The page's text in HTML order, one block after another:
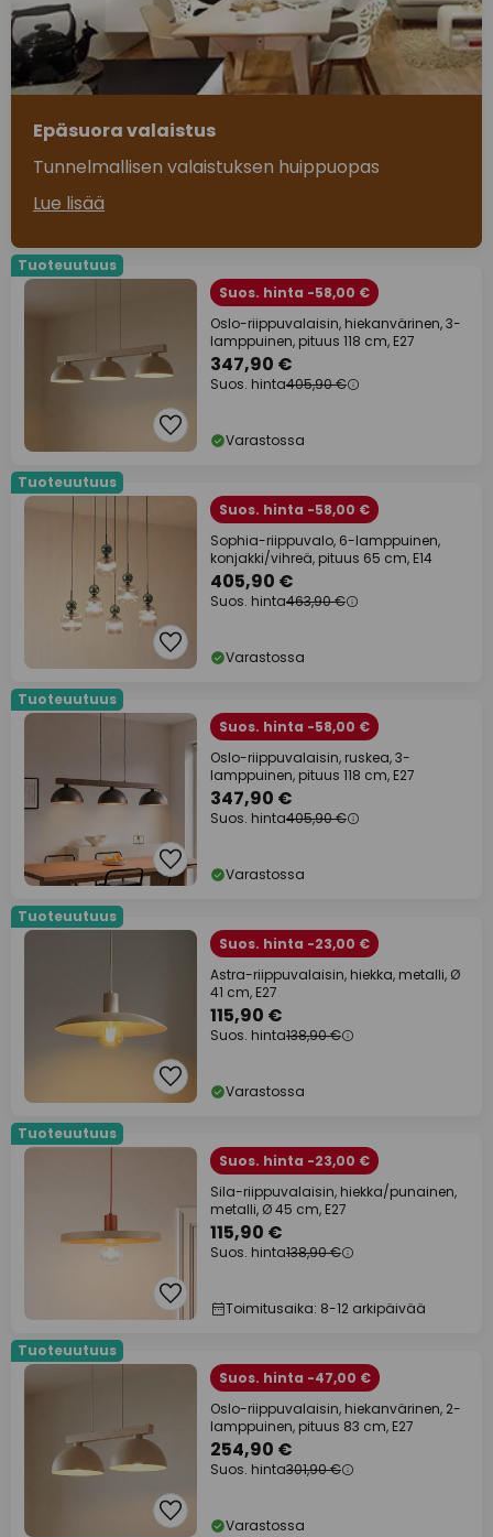
Epäsuora valaistus
Tunnelmallisen valaistuksen huippuopas
Lue lisää
Tuoteuutuus
Suos. hinta -58,00 €
Oslo-riippuvalaisin, hiekanvärinen, 3-
lamppuinen, pituus 118 cm, E27
347,90 €
Suos. hinta405,90 €
Varastossa
Tuoteuutuus
Suos. hinta -58,00 €
Sophia-riippuvalo, 6-lamppuinen,
konjakki/vihreä, pituus 65 cm, E14
405,90 €
Suos. hinta463,90 €
Varastossa
Tuoteuutuus
Suos. hinta -58,00 €
Oslo-riippuvalaisin, ruskea, 3-
lamppuinen, pituus 118 cm, E27
347,90 €
Suos. hinta405,90 €
Varastossa
Tuoteuutuus
Suos. hinta -23,00 €
Astra-riippuvalaisin, hiekka, metalli, Ø
41 cm, E27
115,90 €
Suos. hinta138,90 €
Varastossa
Tuoteuutuus
Suos. hinta -23,00 €
Sila-riippuvalaisin, hiekka/punainen,
metalli, Ø 45 cm, E27
115,90 €
Suos. hinta138,90 €
Toimitusaika: 8-12 arkipäivää
Tuoteuutuus
Suos. hinta -47,00 €
Oslo-riippuvalaisin, hiekanvärinen, 2-
lamppuinen, pituus 83 cm, E27
254,90 €
Suos. hinta301,90 €
Varastossa